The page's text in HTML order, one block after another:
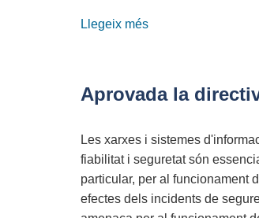
Llegeix més
2024-
a
l'EPS-
UdG
Aprovada la
Les xarxes i sistemes
fiabilitat i seguretat són
particular, per al funcionament
efectes dels incidents de